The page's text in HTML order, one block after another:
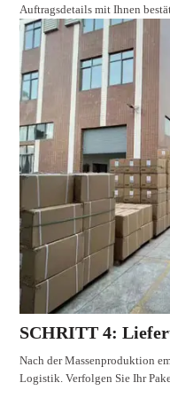
Auftragsdetails mit Ihnen
SCHRITT 4:
Nach der Massenproduktion
Logistik. Verfolgen Sie Ihr